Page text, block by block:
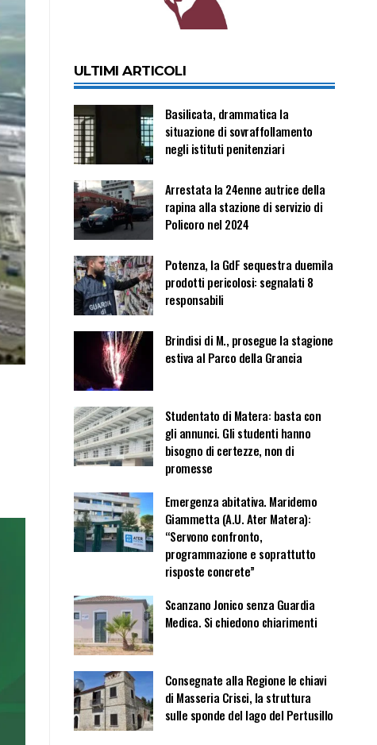
ULTIMI ARTICOLI
Basilicata, drammatica la
situazione di sovraffollamento
negli istituti penitenziari
Arrestata la 24enne autrice della
rapina alla stazione di servizio di
Policoro nel 2024
Potenza, la GdF sequestra duemila
prodotti pericolosi: segnalati 8
responsabili
Brindisi di M., prosegue la stagione
estiva al Parco della Grancia
Studentato di Matera: basta con
gli annunci. Gli studenti hanno
bisogno di certezze, non di
promesse
Emergenza abitativa. Maridemo
Giammetta (A.U. Ater Matera):
“Servono confronto,
programmazione e soprattutto
risposte concrete”
Scanzano Jonico senza Guardia
Medica. Si chiedono chiarimenti
Consegnate alla Regione le chiavi
di Masseria Crisci, la struttura
sulle sponde del lago del Pertusillo